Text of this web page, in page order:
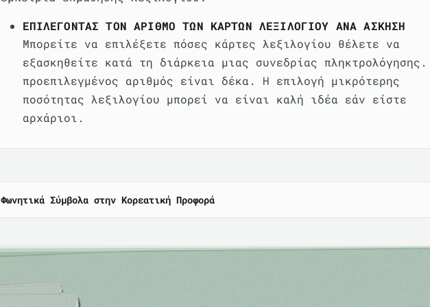
ΕΠΙΛΈΓΟΝΤΑΣ ΤΟΝ ΑΡΙΘΜΌ ΤΩΝ ΚΑΡΤΏΝ ΛΕΞΙΛΟΓΊΟΥ ΑΝΆ ΆΣΚΗΣΗ
Μπορείτε να επιλέξετε πόσες κάρτες λεξιλογίου θέλετε να
εξασκηθείτε κατά τη διάρκεια μιας συνεδρίας
προεπιλεγμένος αριθμός είναι δέκα. Η επιλογή μικρότερης
ποσότητας λεξιλογίου μπορεί να είναι καλή ιδέα εάν είστε
αρχάριοι.
Φωνητικά Σύμβολα στην Κορεατική Προφορά